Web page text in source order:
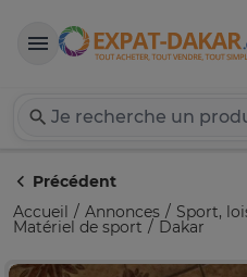
Expat-
Précédent
Accueil
Annonces Sport,
Matériel de sport Dakar